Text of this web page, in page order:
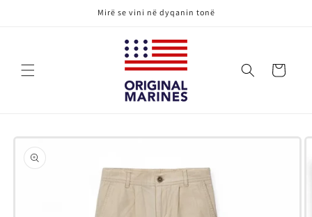
Mirë se vini në dyqanin tonë
Karrocë
Kalo te
informacioni
i produktit